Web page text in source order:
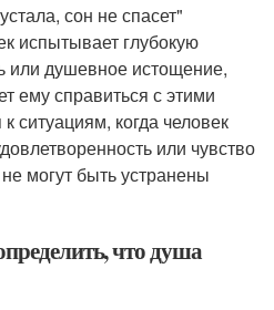
сон не спасет"
испытывает глубокую
или душевное истощение,
ему справиться с этими
ситуациям, когда человек
или чувство
могут быть устранены
что душа